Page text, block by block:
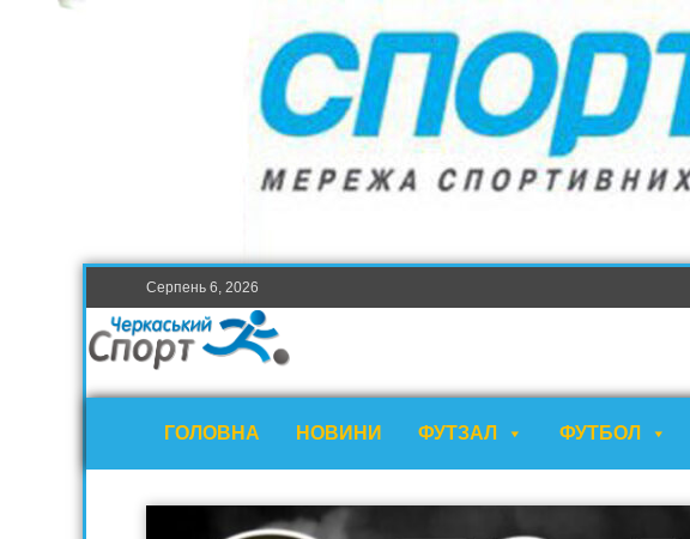
Серпень 6, 2026
ГОЛОВНА НОВИНИ ФУТЗАЛ ФУТБОЛ